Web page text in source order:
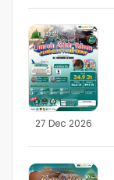
27 Dec 2026